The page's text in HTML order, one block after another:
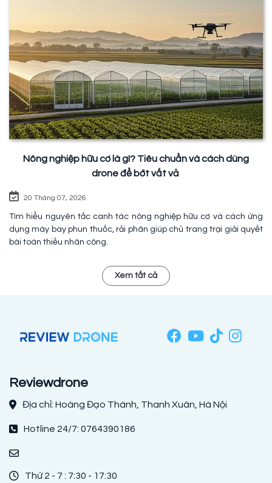
Nông nghiệp hữu cơ là gì? Tiêu chuẩn và cách dùng
drone để bớt vất vả
20 Tháng 07, 2026
Tìm hiểu nguyên tắc canh tác nông nghiệp hữu cơ và cách ứng
dụng máy bay phun thuốc, rải phân giúp chủ trang trại giải quyết
bài toán thiếu nhân công.
Xem tất cả
Reviewdrone
Địa chỉ: Hoàng Đạo Thành, Thanh Xuân, Hà Nội
Hotline 24/7: 0764390186
Thứ 2 - 7 : 7:30 - 17:30